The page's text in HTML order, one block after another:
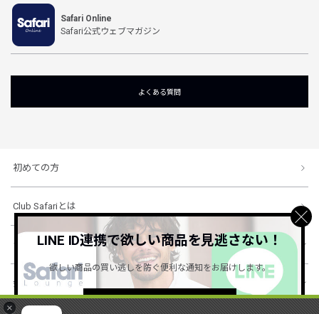
×
Safari Online
Safari公式ウェブマガジン
よくある質問
初めての方
Club Safariとは
ショッピングガイド
会社概要・規約
LINE ID連携で欲しい商品を見逃さない！
欲しい商品の買い逃しを防ぐ便利な通知をお届けします。
詳しくはこちら ＞